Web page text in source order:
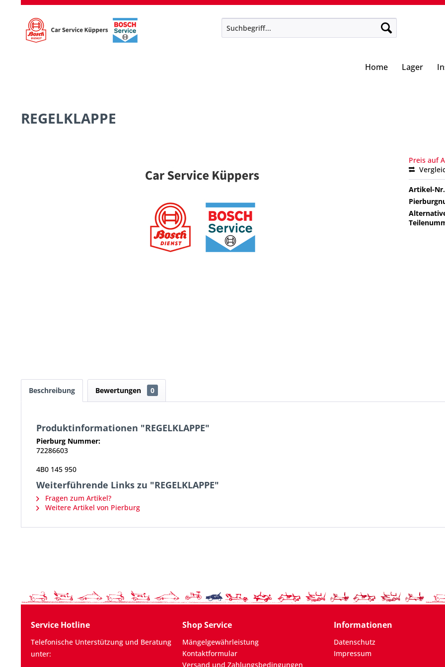
Home Lager
REGELKLAPPE
Preis auf
Artikel-
Beschreibung Bewertungen 0
Produktinformationen "REGELKLAPPE"
Pierburg Nummer:
72286603
4B0 145 950
Weiterführende Links zu "REGELKLAPPE"
Fragen zum Artikel?
Weitere Artikel von Pierburg
Service Hotline
Telefonische Unterstützung und Beratung
unter:
Shop Service
Mängelgewährleistung
Kontaktformular
Versand und Zahlungsbedingungen
Informationen
Datenschutz
Impressum